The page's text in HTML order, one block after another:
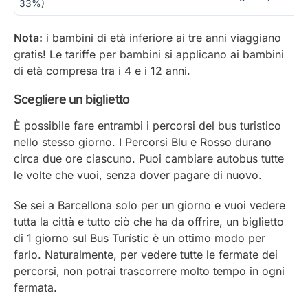
33%)
Nota: i bambini di età inferiore ai tre anni viaggiano
gratis! Le tariffe per bambini si applicano ai bambini
di età compresa tra i 4 e i 12 anni.
Scegliere un biglietto
È possibile fare entrambi i percorsi del bus turistico
nello stesso giorno. I Percorsi Blu e Rosso durano
circa due ore ciascuno. Puoi cambiare autobus tutte
le volte che vuoi, senza dover pagare di nuovo.
Se sei a Barcellona solo per un giorno e vuoi vedere
tutta la città e tutto ciò che ha da offrire, un biglietto
di 1 giorno sul Bus Turístic è un ottimo modo per
farlo. Naturalmente, per vedere tutte le fermate dei
percorsi, non potrai trascorrere molto tempo in ogni
fermata.